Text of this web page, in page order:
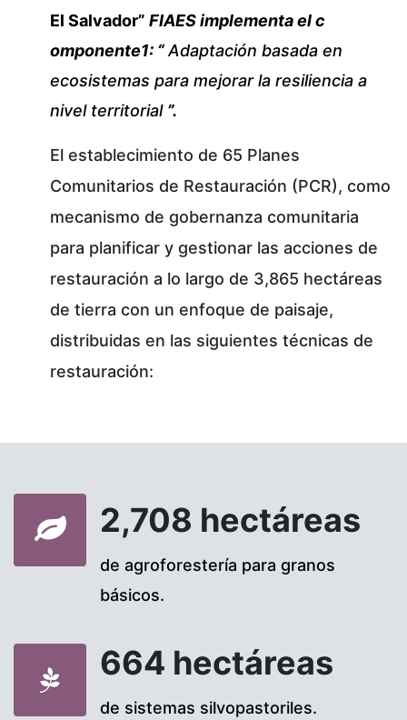
El Salvador” FIAES implementa el c
omponente1: “Adaptación basada en
ecosistemas para mejorar la resiliencia a
nivel territorial ”.
El establecimiento de 65 Planes
Comunitarios de Restauración (PCR), como
mecanismo de gobernanza comunitaria
para planificar y gestionar las acciones de
restauración a lo largo de 3,865 hectáreas
de tierra con un enfoque de paisaje,
distribuidas en las siguientes técnicas de
restauración:
2,708 hectáreas
de agroforestería para granos
básicos.
664 hectáreas
de sistemas silvopastoriles.